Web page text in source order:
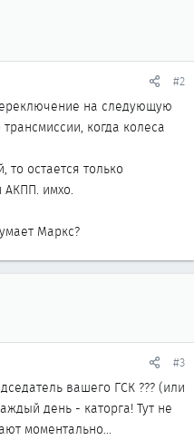
#2
на следующую
когда колеса
то остается только
АКПП. имхо.
Маркс?
#3
вашего ГСК ??? (или
день - каторга! Тут не
моментально...